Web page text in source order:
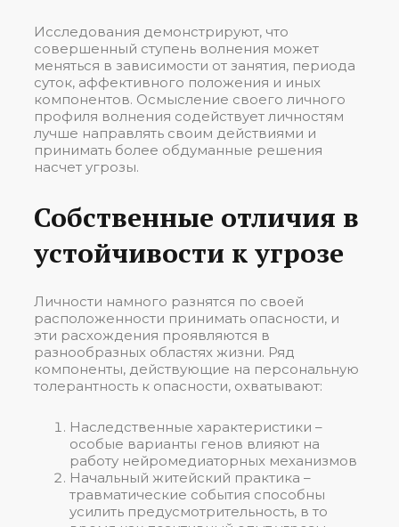
Исследования демонстрируют, что
совершенный ступень волнения может
меняться в зависимости от занятия, периода
суток, аффективного положения и иных
компонентов. Осмысление своего личного
профиля волнения содействует личностям
лучше направлять своим действиями и
принимать более обдуманные решения
насчет угрозы.
Собственные отличия в
устойчивости к угрозе
Личности намного разнятся по своей
расположенности принимать опасности, и
эти расхождения проявляются в
разнообразных областях жизни. Ряд
компоненты, действующие на персональную
толерантность к опасности, охватывают:
Наследственные характеристики –
особые варианты генов влияют на
работу нейромедиаторных механизмов
Начальный житейский практика –
травматические события способны
усилить предусмотрительность, в то